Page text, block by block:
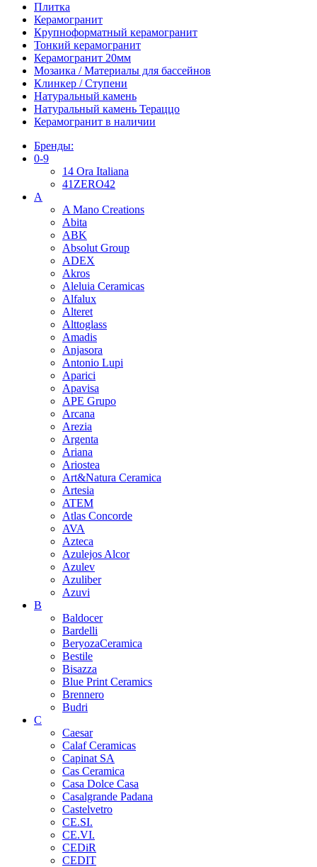
Плитка
Керамогранит
Крупноформатный керамогранит
Тонкий керамогранит
Керамогранит 20мм
Мозаика / Материалы для бассейнов
Клинкер / Ступени
Натуральный камень
Натуральный камень Тераццо
Керамогранит в наличии
Бренды:
0-9
14 Ora Italiana
41ZERO42
A
A Mano Creations
Abita
ABK
Absolut Group
ADEX
Akros
Aleluia Ceramicas
Alfalux
Alteret
Alttoglass
Amadis
Anjasora
Antonio Lupi
Aparici
Apavisa
APE Grupo
Arcana
Arezia
Argenta
Ariana
Ariostea
Art&Natura Ceramica
Artesia
ATEM
Atlas Concorde
AVA
Azteca
Azulejos Alcor
Azulev
Azuliber
Azuvi
B
Baldocer
Bardelli
BeryozaCeramica
Bestile
Bisazza
Blue Print Ceramics
Brennero
Budri
C
Caesar
Calaf Ceramicas
Capinat SA
Cas Ceramica
Casa Dolce Casa
Casalgrande Padana
Castelvetro
CE.SI.
CE.VI.
CEDiR
CEDIT